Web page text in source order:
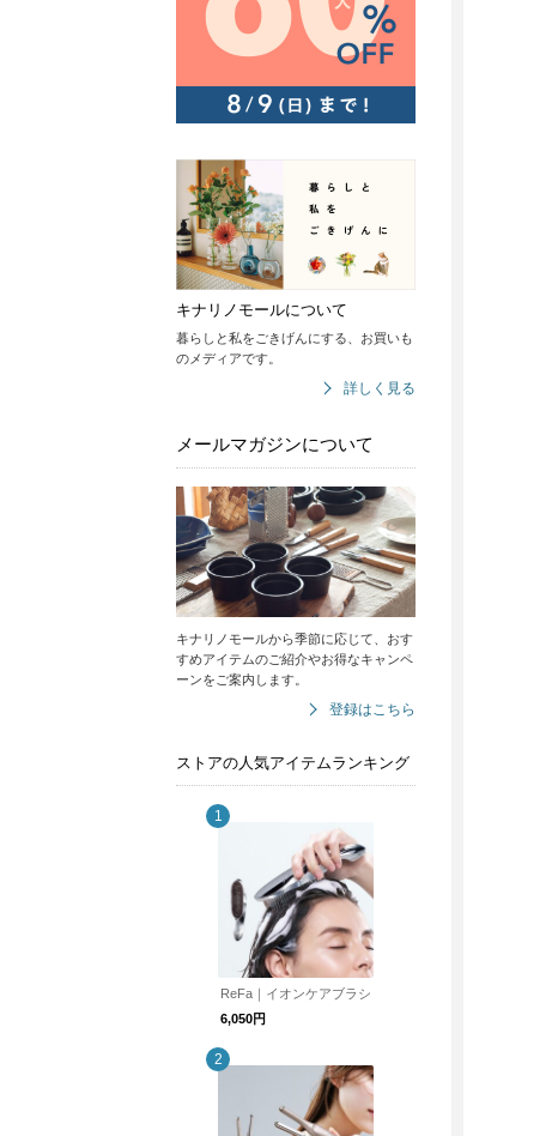
キナリノモールについて
暮らしと私をごきげんにする、お買いも
のメディアです。
詳しく見る
メールマガジンについて
キナリノモールから季節に応じて、おす
すめアイテムのご紹介やお得なキャンペ
ーンをご案内します。
登録はこちら
ストアの人気アイテムランキング
ReFa｜イオンケアブラシ
6,050円